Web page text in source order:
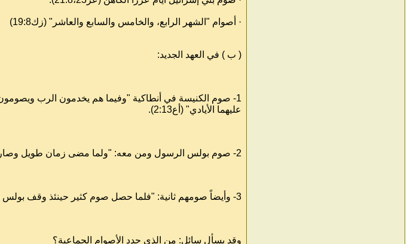
· أصوام "الشهر الرابع، والخامس والسابع والعاشر" (زك19:8)
( ب ) في العهد الجديد:
1- صوم الكنيسة في أنطاكية "وفيما هم يخدمون الرب
عليهما الأيادي" (أع2:13).
2- صوم بولس الرسول ومن معه: "ولما مضى زمان طويل وصار السفر في البحر خطرا إذ كان الصوم أيضاً قد مضى جعل بولس ينذرهم" (أع9:27).
3- وأيضاً صومهم ثانية: "فلما حصل صوم كثير حينئذ وقف بولس في وسطهم..." (أع21:27).
وقد يسأل سائل: من الذي حدد الأصوام الجماعية؟